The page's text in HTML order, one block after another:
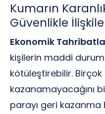
Kumarın
Güvenlikle
Ekonomik
kişilerin maddi
kötüleştirebilir.
kazanamayacağını
parayı geri